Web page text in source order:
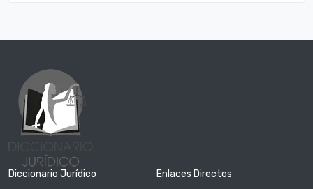
Diccionario Jurídico Enlaces Directos